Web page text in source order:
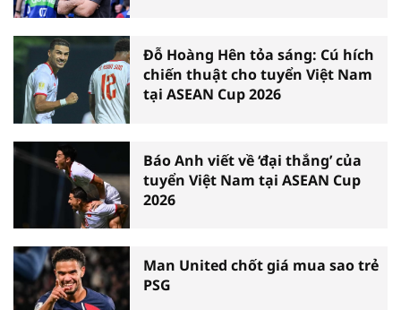
Đỗ Hoàng Hên tỏa sáng: Cú hích
chiến thuật cho tuyển Việt Nam
tại ASEAN Cup 2026
Báo Anh viết về ‘đại thắng’ của
tuyển Việt Nam tại ASEAN Cup
2026
Man United chốt giá mua sao trẻ
PSG